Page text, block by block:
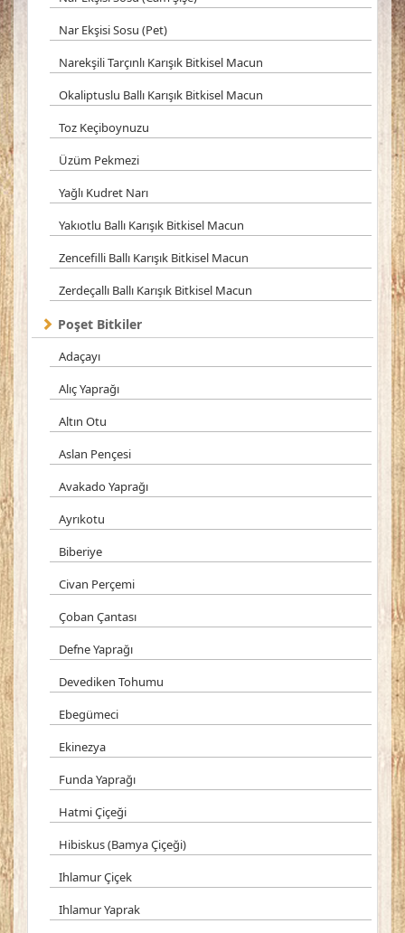
Nar Ekşisi Sosu (Pet)
Narekşili Tarçınlı Karışık Bitkisel Macun
Okaliptuslu Ballı Karışık Bitkisel Macun
Toz Keçiboynuzu
Üzüm Pekmezi
Yağlı Kudret Narı
Yakıotlu Ballı Karışık Bitkisel Macun
Zencefilli Ballı Karışık Bitkisel Macun
Zerdeçallı Ballı Karışık Bitkisel Macun
Poşet Bitkiler
Adaçayı
Alıç Yaprağı
Altın Otu
Aslan Pençesi
Avakado Yaprağı
Ayrıkotu
Biberiye
Civan Perçemi
Çoban Çantası
Defne Yaprağı
Devediken Tohumu
Ebegümeci
Ekinezya
Funda Yaprağı
Hatmi Çiçeği
Hibiskus (Bamya Çiçeği)
Ihlamur Çiçek
Ihlamur Yaprak